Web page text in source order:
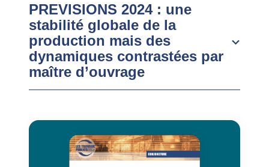
PREVISIONS 2024 : une
stabilité globale de la
production mais des
dynamiques contrastées par
maître d’ouvrage